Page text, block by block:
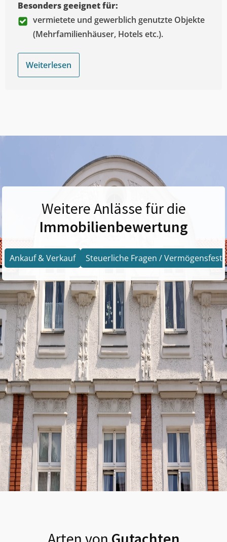
Besonders geeignet für:
vermietete und gewerblich genutzte Objekte
(Mehrfamilienhäuser, Hotels etc.).
Weiterlesen
Weitere Anlässe für die
Immobilienbewertung
Ankauf & Verkauf Steuerliche Fragen /